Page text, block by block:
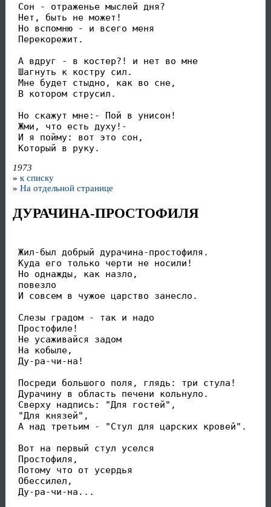
Сон - отраженье мыслей дня?
Нет, быть не может!
Но вспомню - и всего меня
Перекорежит.
А вдруг - в костер?! и нет во мне
Шагнуть к костру сил.
Мне будет стыдно, как во сне,
В котором струсил.
Но скажут мне:- Пой в унисон!
Жми, что есть духу!-
И я пойму: вот это сон,
Который в руку.
1973
» к списку
» На отдельной странице
ДУРАЧИНА-ПРОСТОФИЛЯ
Жил-был добрый дурачина-простофиля.
Куда его только черти не носили!
Но однажды, как назло,
повезло
И совсем в чужое царство занесло.
Слезы градом - так и надо
Простофиле!
Не усаживайся задом
На кобыле,
Ду-ра-чи-на!
Посреди большого поля, глядь: три стула!
Дурачину в область печени кольнуло.
Сверху надпись: "Для гостей",
"Для князей",
А над третьим - "Стул для царских кровей".
Вот на первый стул уселся
Простофиля,
Потому что от усердья
Обессилел,
Ду-ра-чи-на...